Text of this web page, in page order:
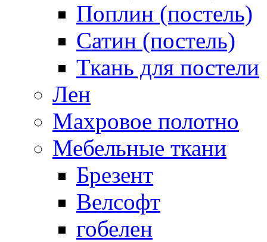
Поплин (постель)
Сатин (постель)
Ткань для постели
Лен
Махровое полотно
Мебельные ткани
Брезент
Велсофт
гобелен